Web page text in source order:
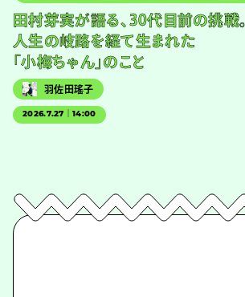
田村芽実が語る、30代目前の挑戦。
人生の岐路を経て生まれた
「小梅ちゃん」のこと
羽佐田瑤子
2026.7.27｜14:00